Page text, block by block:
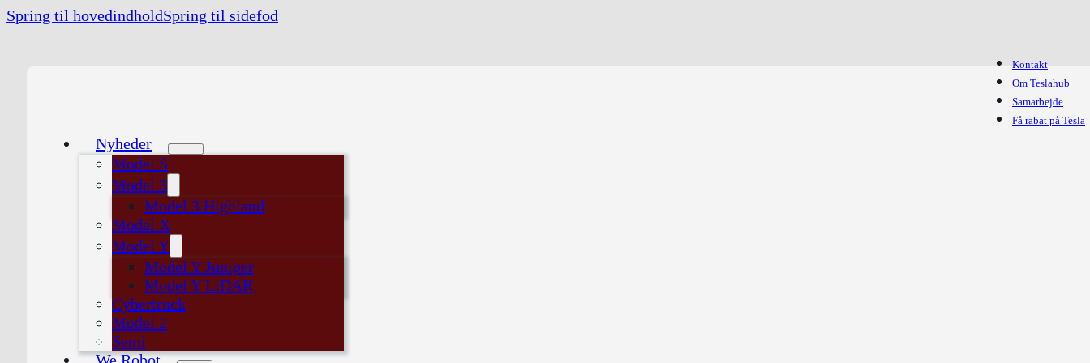
Spring til hovedindholdSpring til sidefod
Kontakt
Om Teslahub
Samarbejde
Få rabat på Tesla
Nyheder
Model S
Model 3
Model 3 Highland
Model X
Model Y
Model Y Juniper
Model Y LiDAR
Cybertruck
Model 2
Semi